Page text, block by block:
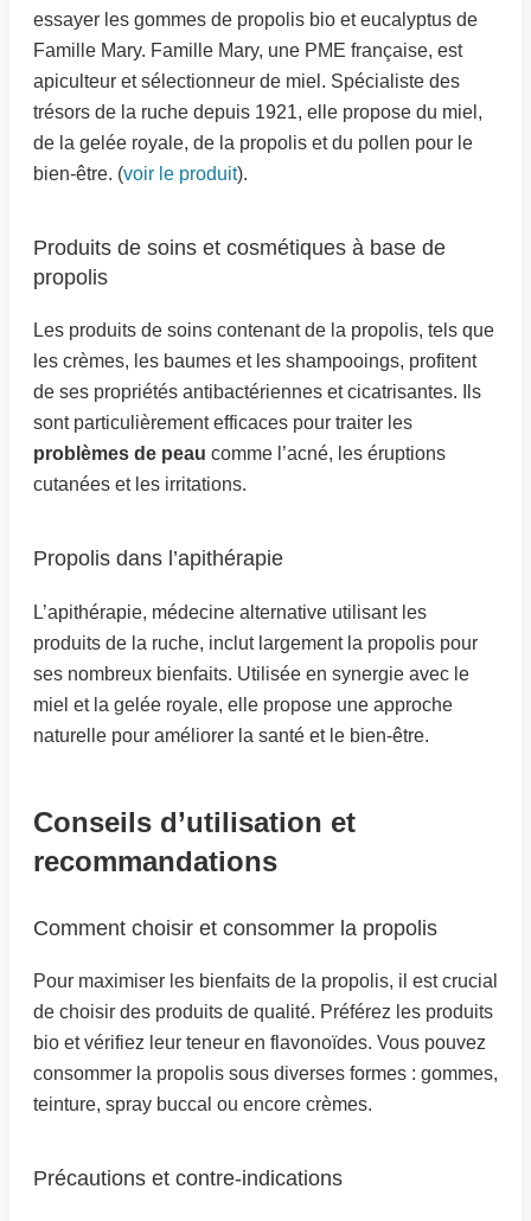
essayer les gommes de propolis bio et eucalyptus de
Famille Mary. Famille Mary, une PME française, est
apiculteur et sélectionneur de miel. Spécialiste des
trésors de la ruche depuis 1921, elle propose du miel,
de la gelée royale, de la propolis et du pollen pour le
bien-être. (voir le produit).
Produits de soins et cosmétiques à base de
propolis
Les produits de soins contenant de la propolis, tels que
les crèmes, les baumes et les shampooings, profitent
de ses propriétés antibactériennes et cicatrisantes. Ils
sont particulièrement efficaces pour traiter les
problèmes de peau comme l’acné, les éruptions
cutanées et les irritations.
Propolis dans l’apithérapie
L’apithérapie, médecine alternative utilisant les
produits de la ruche, inclut largement la propolis pour
ses nombreux bienfaits. Utilisée en synergie avec le
miel et la gelée royale, elle propose une approche
naturelle pour améliorer la santé et le bien-être.
Conseils d’utilisation et
recommandations
Comment choisir et consommer la propolis
Pour maximiser les bienfaits de la propolis, il est crucial
de choisir des produits de qualité. Préférez les produits
bio et vérifiez leur teneur en flavonoïdes. Vous pouvez
consommer la propolis sous diverses formes : gommes,
teinture, spray buccal ou encore crèmes.
Précautions et contre-indications